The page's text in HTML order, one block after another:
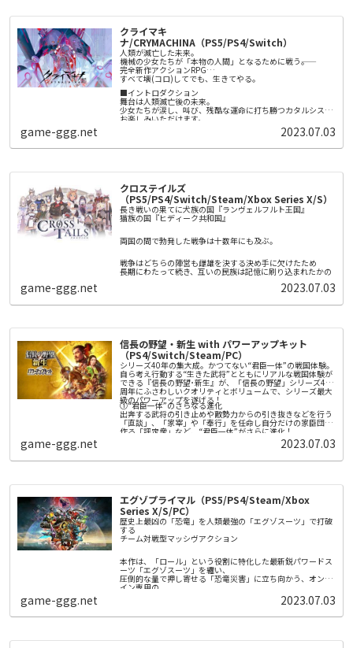
物が凶暴化する、危険な夜の探索に繰り出します。
▼相棒「オッチン」
主人公と一緒に行動する宇宙犬の「オッチン」。オッチンだ
けで重いものを運んだり、背中に主人公とピクミンを乗せ
て、水の上を渡ることだってできます。また、探しているも
ののニオイをたどって、その場所まで連れて行ってくれま
す。
ピクミンやオッチンは、主人公の指示に従って働いてくれま
す。それぞれの特徴を知り、ダンドリよく正しい指示を出せ
ば、どんなピンチも乗り越えられるでしょう。
▼「ピクミン」を初めてプレイされる方へ
ピクミンはときに原生生物に食べられてしまったり、電気や
火にやられてしまい、ピクミンを失ってしまうこともあるか
もしれません。そんな時は、少し前に時間を巻き戻し、何度
できます。
ポインターで原生生物に狙いを定めて「エンゴ射撃」した
しいと思ったら、2Pがサポートしつつ、ストーリーを進める
ことができます。
の思い出を作りませんか？
夏休みや子供時代へのノスタルジーをテーマにしたゲームを
数多く手掛けてきた綾部和による『なつもん！ ２０世紀の夏
休み』がNintendo Switch™に登場です。
クライマキ
ナ/CRYMACHINA（PS5/PS4/Switch）
人類が滅亡した未来。
機械の少女たちが「本物の人間」となるために戦う――。
完全新作アクションRPG
すべて壊(コロ)してでも、生きてやる。
■イントロダクション
舞台は人類滅亡後の未来。
少女たちが涙し、叫び、残酷な運命に打ち勝つカタルシスを
お楽しみいただけます。
病によって死の淵にたつ少女レーベン・ディステルは声を聞
「あなたは選ばれた。」
そして訪れる死。
しかしレーベンは再び目を覚ます。
エノアと名乗る機械の少女に迎えられて。
そこはエデンと呼ばれる構造体のなか。
エデンでは機械たちが人類再生のために
「本物の人間」を創造しようと稼働をつづけていた。
「本物の人間」になるための戦いに巻き込まれていく。
■ゲームの特徴
〇機械の少女たちが紡ぐ「愛」の物語
「家族」として共に生き抜くことを誓い合う少女たち。
そんな少女たちの心の機微を丁寧に描いた本作は、儚くも力
強さを感じさせる物語となっています。
〇戦いの舞台「エデン」と憩いの拠点「箱庭」
本作は戦いの舞台「エデン」と憩いの拠点「箱庭」のふたつ
の世界を行き来しながら物語を進めます。
「エデン」では敵との爽快感＆カタルシスのある攻防を楽し
めるほか、未知なる施設——未知なる敵——未知なるアイテ
ムなど、未知を探索し発見するロマンを味わえます。
「箱庭」ではキャラクターの強化ができるほか、お茶会と呼
ばれるキャラクターたちの日常会話や、収集した読み物や楽
〇爽快感＆カタルシスのある攻防
エデンでは3人のプレイアブルキャラクターをステージごと
に切り替えて戦うことができます。
戦闘時には近接攻撃と遠距離攻撃を切り替えながら爽快感の
あるコンボが繋がるほか、ジャスト回避やカウンターを用い
敵を倒すことで眷属機という、キャラクターの背面に浮遊す
従える事が可能で、その兵装にあった自動攻撃を行います。
更には「思装」と呼ばれる制御アイテムを付与する事で、プ
レイヤーの戦略に合わせてその攻撃をカスタムする事もでき
ます。
game-ggg.net 2023.07.03
クロステイルズ
（PS5/PS4/Switch/Steam/Xbox Series X/S）
長き戦いの果てに犬族の国『ランヴェルフルト王国』
猫族の国『ヒディーク共和国』
両国の間で勃発した戦争は十数年にも及ぶ。
戦争はどちらの陣営も雌雄を決する決め手に欠けたため
長期にわたって続き、互いの民族は記憶に刷り込まれたかの
game-ggg.net 2023.07.03
信長の野望・新生 with パワーアップキット
（PS4/Switch/Steam/PC）
シリーズ40年の集大成。かつてない“君臣一体”の戦国体験。
自ら考え行動する“生きた武将”とともにリアルな戦国体験が
できる『信長の野望･新生』が、「信長の野望」シリーズ40
周年にふさわしいクオリティとボリュームで、シリーズ最大
級のパワーアップを遂げる！
①“君臣一体”のさらなる進化
出奔する武将の引き止めや敵勢力からの引き抜きなどを行う
「直談」、「家宰」や「奉行」を任命し自分だけの家臣団を
作る「評定衆」など、“君臣一体”がさらに進化！
にとどまらない、ダイナミックかつリアリティのある攻城戦
③勢力ごとに異なる多彩な戦略性
勢力を特徴づける「政策」を大幅に拡充。さらに城ごとに役
割を決め拠点間のネットワークを築き、活かす「城役割」
や、新たなプレイ感を生み出す「軍団戦略」など、自分だけ
の戦略を実現する新要素を追加！
④定番の各種エディタ機能をはじめ、追加要素も充実！
シナリオやイベント、特性など、従来要素も大幅ボリューム
アップ。さらに武将やBGM、シナリオの編集機能や、新勢力
game-ggg.net 2023.07.03
エグゾプライマル（PS5/PS4/Steam/Xbox
Series X/S/PC）
歴史上最凶の「恐竜」を人類最強の「エグゾスーツ」で打破
する
チーム対戦型マッシヴアクション​​
本作は、「ロール」という役割に特化した最新鋭パワードス
ーツ「エグゾスーツ」を纏い、
圧倒的な量で押し寄せる「恐竜災害」に立ち向かう、オンラ
イン専用の
メインモード「ディノサバイバル」は、5人のプレイヤーが
恐竜災害が発生する地域で、新世代AI「リヴァイアサン」が
game-ggg.net 2023.07.03